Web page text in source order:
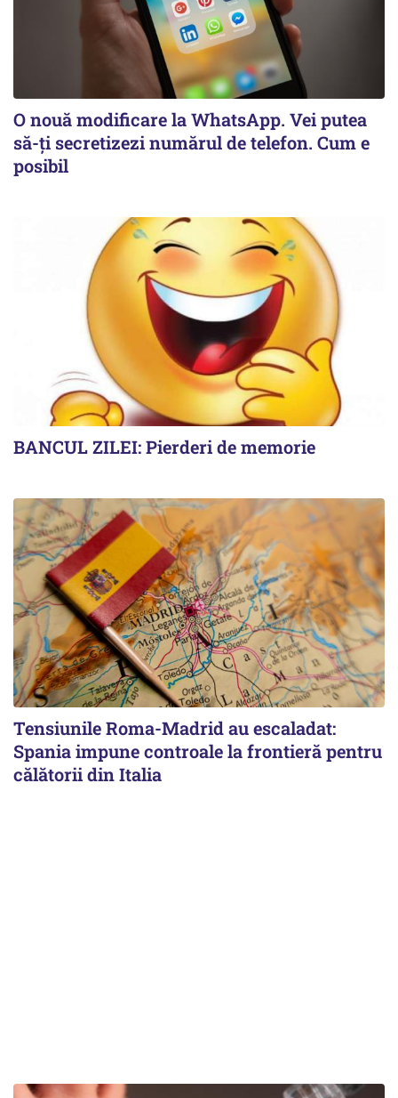
O nouă modificare la WhatsApp. Vei putea
să-ți secretizezi numărul de telefon. Cum e
posibil
BANCUL ZILEI: Pierderi de memorie
Tensiunile Roma-Madrid au escaladat:
Spania impune controale la frontieră pentru
călătorii din Italia